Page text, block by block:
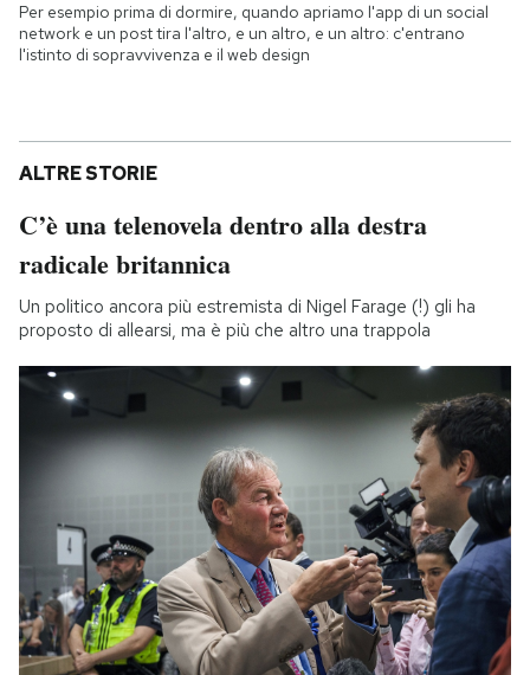
Per esempio prima di dormire, quando apriamo l'app di un social
network e un post tira l'altro, e un altro, e un altro: c'entrano
l'istinto di sopravvivenza e il web design
ALTRE STORIE
C’è una telenovela dentro alla destra
radicale britannica
Un politico ancora più estremista di Nigel Farage (!) gli ha
proposto di allearsi, ma è più che altro una trappola